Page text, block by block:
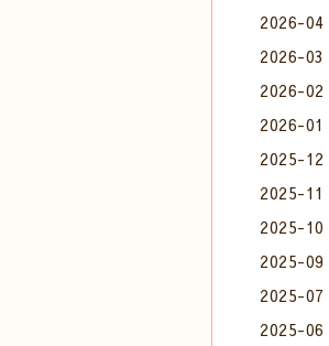
2026-04
2026-03
2026-02
2026-01
2025-12
2025-11
2025-10
2025-09
2025-07
2025-06